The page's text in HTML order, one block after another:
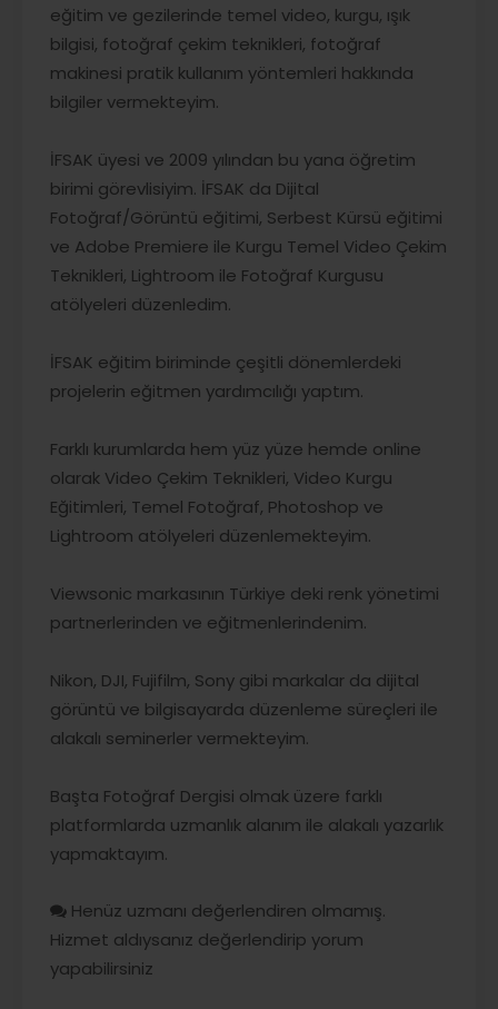
eğitim ve gezilerinde temel video, kurgu, ışık
bilgisi, fotoğraf çekim teknikleri, fotoğraf
makinesi pratik kullanım yöntemleri hakkında
bilgiler vermekteyim.
İFSAK üyesi ve 2009 yılından bu yana öğretim
birimi görevlisiyim. İFSAK da Dijital
Fotoğraf/Görüntü eğitimi, Serbest Kürsü eğitimi
ve Adobe Premiere ile Kurgu Temel Video Çekim
Teknikleri, Lightroom ile Fotoğraf Kurgusu
atölyeleri düzenledim.
İFSAK eğitim biriminde çeşitli dönemlerdeki
projelerin eğitmen yardımcılığı yaptım.
Farklı kurumlarda hem yüz yüze hemde online
olarak Video Çekim Teknikleri, Video Kurgu
Eğitimleri, Temel Fotoğraf, Photoshop ve
Lightroom atölyeleri düzenlemekteyim.
Viewsonic markasının Türkiye deki renk yönetimi
partnerlerinden ve eğitmenlerindenim.
Nikon, DJI, Fujifilm, Sony gibi markalar da dijital
görüntü ve bilgisayarda düzenleme süreçleri ile
alakalı seminerler vermekteyim.
Başta Fotoğraf Dergisi olmak üzere farklı
platformlarda uzmanlık alanım ile alakalı yazarlık
yapmaktayım.
Henüz uzmanı değerlendiren olmamış.
Hizmet aldıysanız değerlendirip yorum
yapabilirsiniz